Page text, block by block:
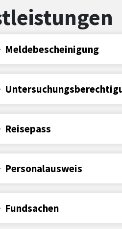
Meldebescheinigung
Reisepass
Personalausweis
Fundsachen